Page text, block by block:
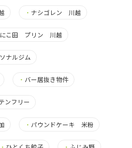
・ ナシゴレン 川越
にこ田 プリン 川越
ナルジム
・ バー居抜き物件
ンフリー
・ パウンドケーキ 米粉